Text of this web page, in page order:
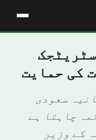
کی حمایت
سعودی
چاہتا ہے
کے وزیر